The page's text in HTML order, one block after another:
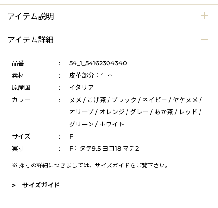
アイテム説明
アイテム詳細
品番 :
54_1_54162304340
素材
:
皮革部分：牛革
原産国
:
イタリア
カラー
:
ヌメ / こげ茶 / ブラック / ネイビー / ヤケヌメ /
オリーブ / オレンジ / グレー / あか茶 / レッド /
グリーン / ホワイト
サイズ
:
F
実寸
: F：タテ9.5 ヨコ18 マチ2
※ 採寸の詳細につきましては、 サイズガイドをご覧下さい。
> サイズガイド